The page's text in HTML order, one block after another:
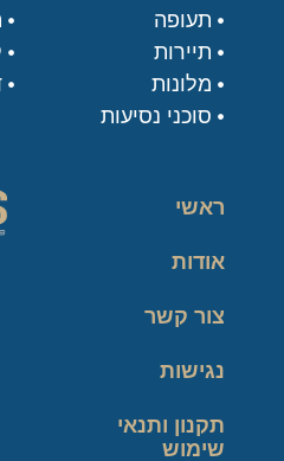
תעופה
תיירות
מלונות
סוכני נסיעות
ראשי
אודות
צור קשר
נגישות
תקנון ותנאי
שימוש